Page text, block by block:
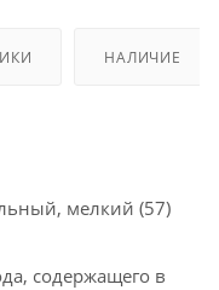
НАЛИЧИЕ
мелкий (57)
содержащего в